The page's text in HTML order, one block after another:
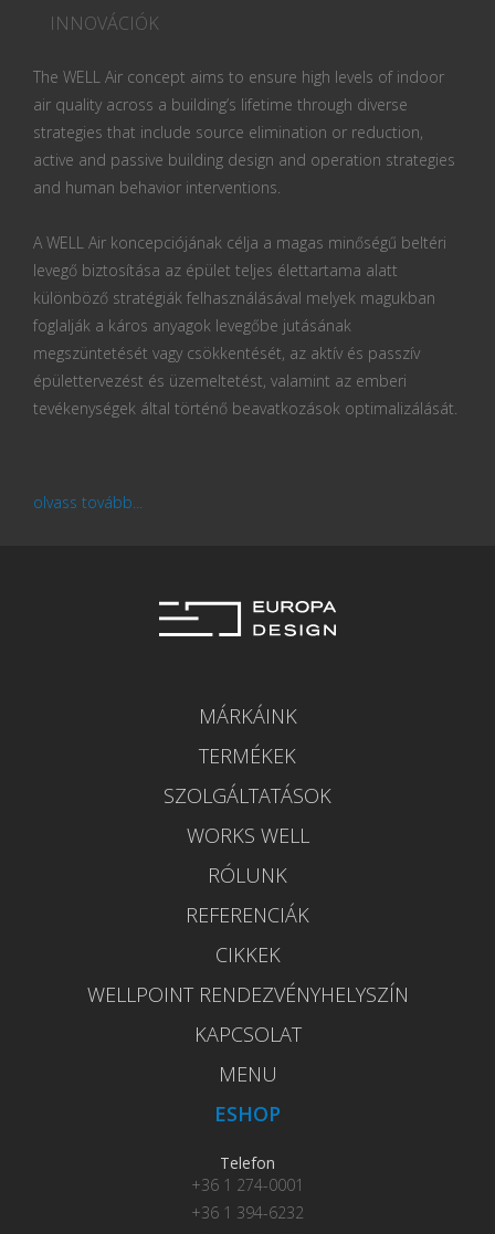
INNOVÁCIÓK
The WELL Air concept aims to ensure high levels of indoor
air quality across a building’s lifetime through diverse
strategies that include source elimination or reduction,
active and passive building design and operation strategies
and human behavior interventions.
A WELL Air koncepciójának célja a magas minőségű beltéri
levegő biztosítása az épület teljes élettartama alatt
különböző stratégiák felhasználásával melyek magukban
foglalják a káros anyagok levegőbe jutásának
megszüntetését vagy csökkentését, az aktív és passzív
épülettervezést és üzemeltetést, valamint az emberi
tevékenységek által történő beavatkozások optimalizálását.
olvass tovább...
MÁRKÁINK
TERMÉKEK
SZOLGÁLTATÁSOK
WORKS WELL
RÓLUNK
REFERENCIÁK
CIKKEK
WELLPOINT RENDEZVÉNYHELYSZÍN
KAPCSOLAT
MENU
ESHOP
Telefon
+36 1 274-0001
+36 1 394-6232